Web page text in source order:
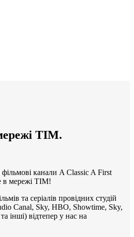
ТІМ.
фільмові канали A Classic A First
в мережі ТІМ!
та серіалів провідних студій
Canal, Sky, HBO, Showtime, Sky,
інші) відтепер у нас на